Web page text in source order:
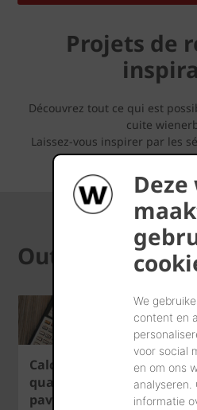
We
content en
voor social
en om ons
analyseren.
informatie
Projets de
Découvrez tout ce qui est
cuite
Laissez-vous inspirer par les
pouvez retrouver
Outils
Calculatrice
quantité
pavés en